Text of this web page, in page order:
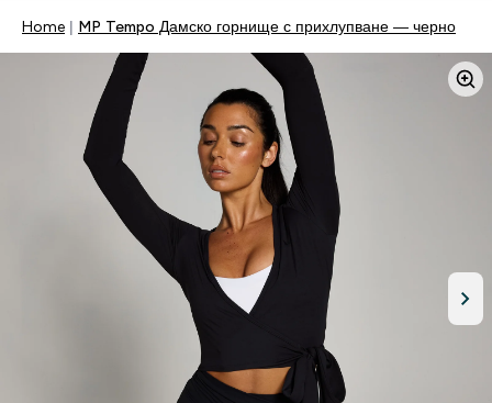
Home MP Tempo Дамско горнище с прихлупване — черно